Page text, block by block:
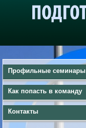
Профильные семинары
Как попасть в команду
Контакты